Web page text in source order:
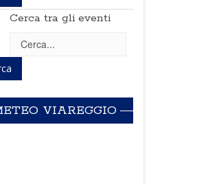
Cerca tra gli eventi
VIAREGGIO